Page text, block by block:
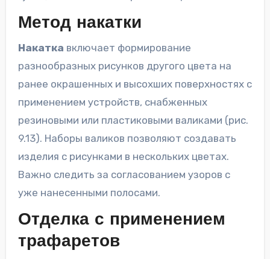
Метод накатки
Накатка включает формирование
разнообразных рисунков другого цвета на
ранее окрашенных и высохших поверхностях с
применением устройств, снабженных
резиновыми или пластиковыми валиками (рис.
9.13). Наборы валиков позволяют создавать
изделия с рисунками в нескольких цветах.
Важно следить за согласованием узоров с
уже нанесенными полосами.
Отделка с применением
трафаретов